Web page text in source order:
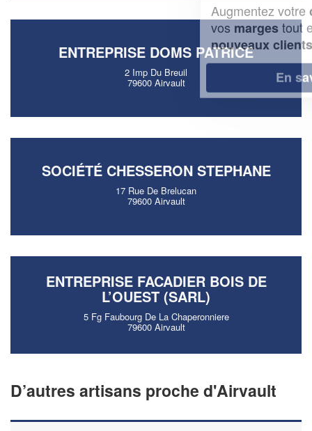
ENTREPRISE DOMS PATRICE
2 Imp Du Breuil
79600 Airvault
SOCIÉTÉ CHESSERON STEPHANE
17 Rue De Brelucan
79600 Airvault
ENTREPRISE FACADIER BOIS DE
L’OUEST (SARL)
5 Fg Faubourg De La Chaperonniere
79600 Airvault
D’autres artisans proche d'Airvault
chiffre d'affaireset
tout en gagnant de
nouveaux clients!
En savoir plus